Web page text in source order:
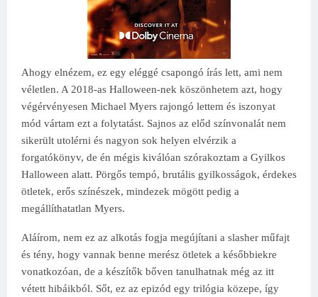
Ahogy elnézem, ez egy eléggé csapongó írás lett, ami nem
véletlen. A 2018-as Halloween-nek köszönhetem azt, hogy
végérvényesen Michael Myers rajongó lettem és iszonyat
mód vártam ezt a folytatást. Sajnos az előd színvonalát nem
sikerült utolérni és nagyon sok helyen elvérzik a
forgatókönyv, de én mégis kiválóan szórakoztam a Gyilkos
Halloween alatt. Pörgős tempó, brutális gyilkosságok, érdekes
ötletek, erős színészek, mindezek mögött pedig a
megállíthatatlan Myers.
Aláírom, nem ez az alkotás fogja megújítani a slasher műfajt
és tény, hogy vannak benne merész ötletek a későbbiekre
vonatkozóan, de a készítők bőven tanulhatnak még az itt
vétett hibáikból. Sőt, ez az epizód egy trilógia közepe, így